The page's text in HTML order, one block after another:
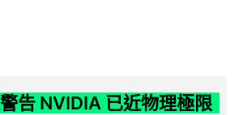
告 NVIDIA 已近物理極限